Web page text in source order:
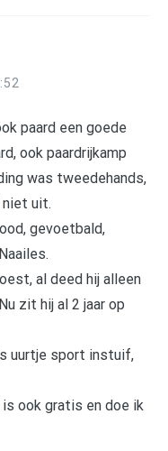
paard een goede
ook paardrijkamp
was tweedehands,
uit.
gevoetbald,
al deed hij alleen
zit hij al 2 jaar op
uurtje sport instuif,
ook gratis en doe ik